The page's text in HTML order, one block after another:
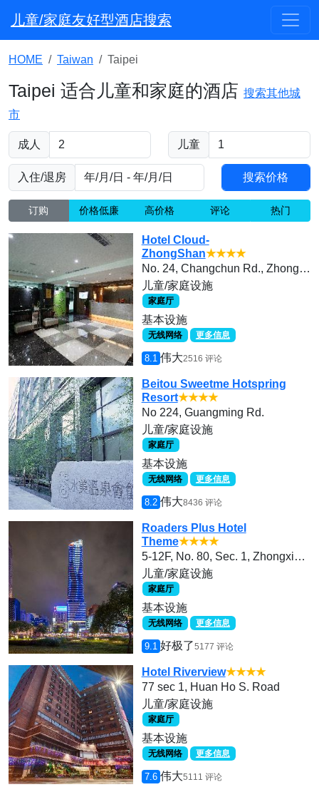
儿童/家庭友好型酒店搜索
HOME Taiwan Taipei
Taipei 适合儿童和家庭的酒店 搜索其他城
市
成人 儿童
入住/退房
订购 价格低廉 高价格 评论 热门
Hotel Cloud-
ZhongShan★★★★
No. 24, Changchun Rd., Zhongshan Dist., Taipei City 104010, Taiwan
儿童/家庭设施
家庭厅
基本设施
无线网络 更多信息
8.1 伟大2516 评论
Beitou Sweetme Hotspring
Resort★★★★
No 224, Guangming Rd.
儿童/家庭设施
家庭厅
基本设施
无线网络 更多信息
8.2 伟大8436 评论
Roaders Plus Hotel
Theme★★★★
5-12F, No. 80, Sec. 1, Zhongxiao W. Rd., Zhongzheng Dist.
儿童/家庭设施
家庭厅
基本设施
无线网络 更多信息
9.1 好极了5177 评论
Hotel Riverview★★★★
77 sec 1, Huan Ho S. Road
儿童/家庭设施
家庭厅
基本设施
无线网络 更多信息
7.6 伟大5111 评论